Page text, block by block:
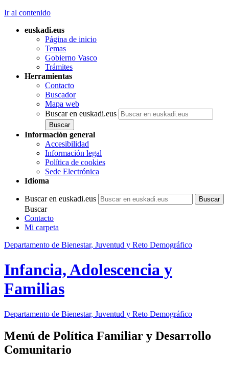
Ir al contenido
euskadi.eus
Página de inicio
Temas
Gobierno Vasco
Trámites
Herramientas
Contacto
Buscador
Mapa web
Buscar en euskadi.eus
Información general
Accesibilidad
Información legal
Política de cookies
Sede Electrónica
Idioma
Buscar en euskadi.eus
Buscar
Contacto
Mi carpeta
Departamento de Bienestar, Juventud y Reto Demográfico
Infancia, Adolescencia y
Familias
Departamento de Bienestar, Juventud y Reto Demográfico
Menú de Política Familiar y Desarrollo
Comunitario